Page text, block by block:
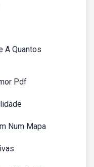
A Quantos
Pdf
Num Mapa